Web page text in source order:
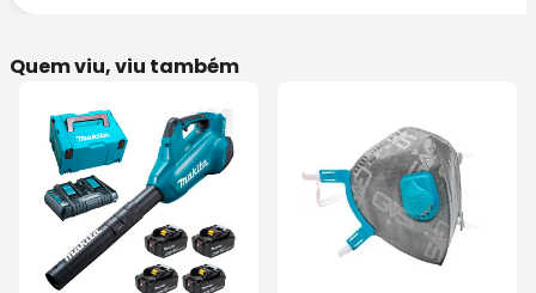
Quem viu, viu também